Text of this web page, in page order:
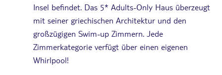
Insel befindet. Das 5* Adults-Only Haus überzeugt
mit seiner griechischen Architektur und den
großzügigen Swim-up Zimmern. Jede
Zimmerkategorie verfügt über einen eigenen
Whirlpool!